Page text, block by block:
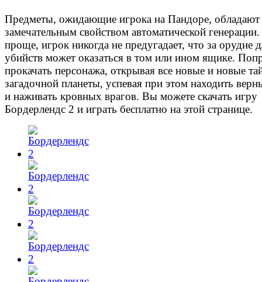
Предметы, ожидающие игрока на Пандоре, обладают
замечательным свойством автоматической
проще, игрок никогда не предугадает, что за орудие
убийств может оказаться в том или ином ящике.
прокачать персонажа, открывая все новые и новые
загадочной планеты, успевая при этом находить
и наживать кровных врагов. Вы можете скачать игру
Бордерлендс 2 и играть бесплатно на этой странице.